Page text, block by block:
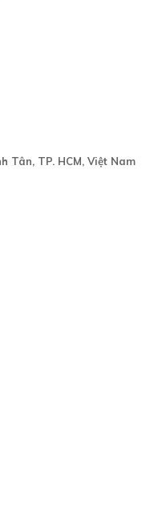
Tân, TP. HCM, Việt Nam